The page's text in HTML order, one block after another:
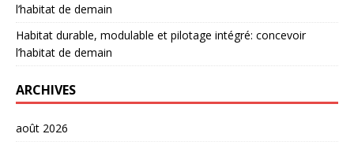
l’habitat de demain
Habitat durable, modulable et pilotage intégré: concevoir
l’habitat de demain
ARCHIVES
août 2026